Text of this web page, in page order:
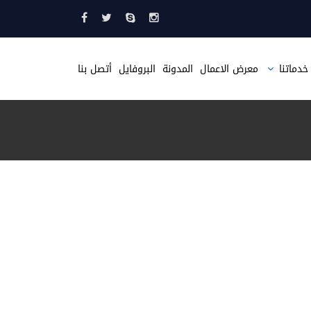
خدماتنا
تصميم صحيفة الكترونية
معرض الاعمال المدونة البروفايل أتصل بنا